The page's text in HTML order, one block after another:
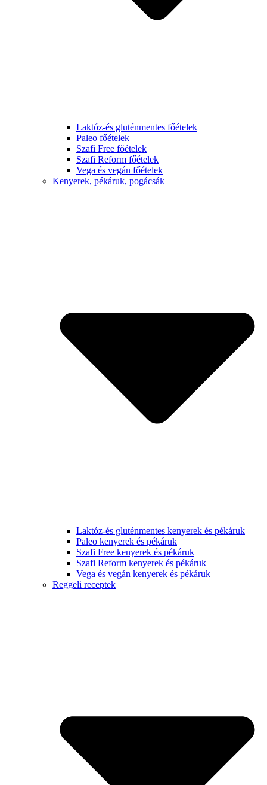
Laktóz-és gluténmentes főételek
Paleo főételek
Szafi Free főételek
Szafi Reform főételek
Vega és vegán főételek
Kenyerek, pékáruk, pogácsák
Laktóz-és gluténmentes kenyerek és pékáruk
Paleo kenyerek és pékáruk
Szafi Free kenyerek és pékáruk
Szafi Reform kenyerek és pékáruk
Vega és vegán kenyerek és pékáruk
Reggeli receptek